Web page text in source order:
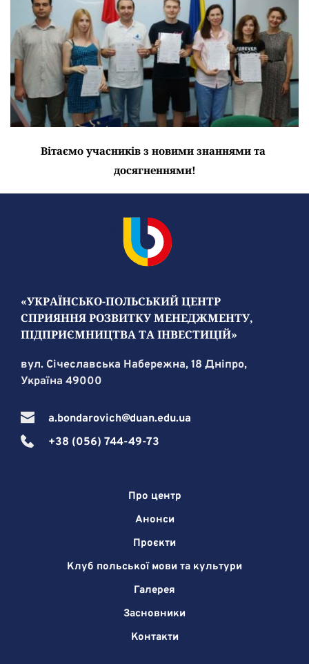
Вітаємо учасників з новими знаннями та
досягненнями!
«УКРАЇНСЬКО-ПОЛЬСЬКИЙ ЦЕНТР
СПРИЯННЯ РОЗВИТКУ МЕНЕДЖМЕНТУ,
ПІДПРИЄМНИЦТВА ТА ІНВЕСТИЦІЙ»
вул. Січеславська Набережна, 18 Дніпро,
Україна 49000
a.bondarovich@duan.edu.ua
+38 (056) 744-49-73
Про центр
Анонси
Проєкти
Клуб польської мови та культури
Галерея
Засновники
Контакти